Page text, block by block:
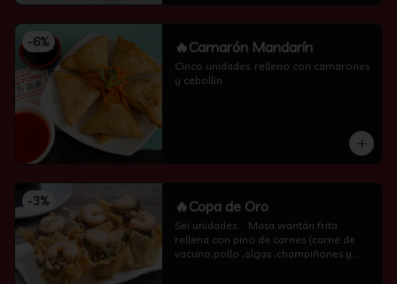
-6% 🔥Camarón Mandarín
Cinco unidades. relleno con camarones
y cebollin
-3% 🔥Copa de Oro
Sei unidades..   Masa wantán frita
rellena con pino de carnes (carne de
vacuno,pollo ,algas ,champiñones y